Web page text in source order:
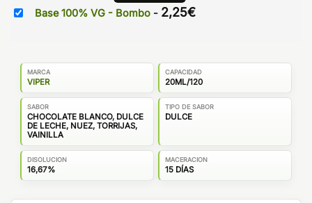
Base 100% VG - Bombo - 2,25€
MARCA
VIPER
CAPACIDAD
20ML/120
SABOR
CHOCOLATE BLANCO, DULCE
DE LECHE, NUEZ, TORRIJAS,
VAINILLA
TIPO DE SABOR
DULCE
DISOLUCION
16,67%
MACERACION
15 DÍAS